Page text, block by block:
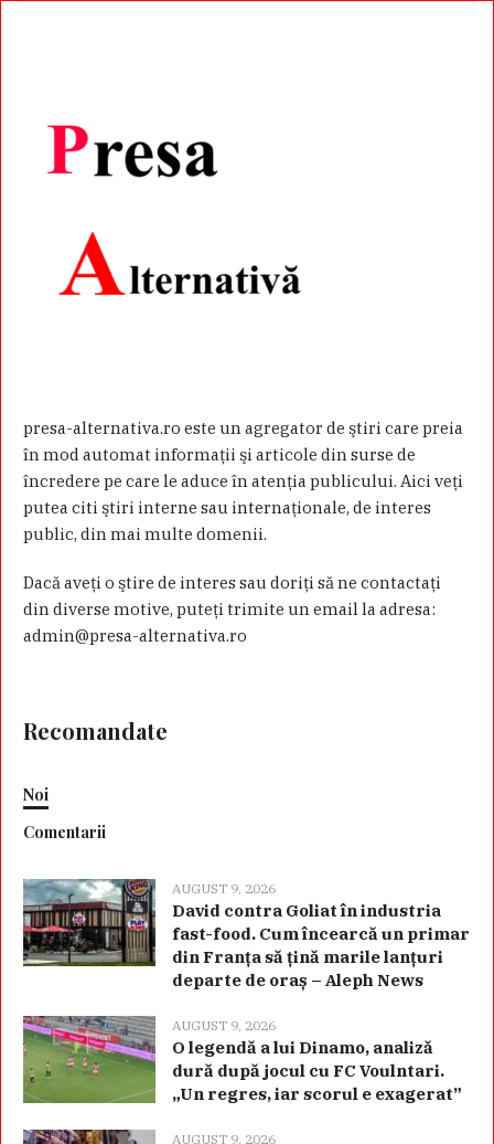
presa-alternativa.ro este un agregator de ştiri care preia
în mod automat informaţii şi articole din surse de
încredere pe care le aduce în atenţia publicului. Aici veţi
putea citi ştiri interne sau internaţionale, de interes
public, din mai multe domenii.
Dacă aveţi o ştire de interes sau doriţi să ne contactaţi
din diverse motive, puteţi trimite un email la adresa:
admin@presa-alternativa.ro
Recomandate
Noi
Comentarii
AUGUST 9, 2026
David contra Goliat în industria
fast-food. Cum încearcă un primar
din Franța să țină marile lanțuri
departe de oraș – Aleph News
AUGUST 9, 2026
O legendă a lui Dinamo, analiză
dură după jocul cu FC Voulntari.
„Un regres, iar scorul e exagerat”
AUGUST 9, 2026